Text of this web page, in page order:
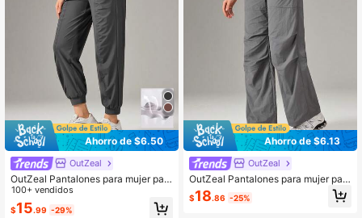
Ahorro de $6.50
OutZeal
OutZeal Pantalones para mujer par
a exteriores de unicolor, para sende
rismo y camping, de secado rápido
y cintura elástica
100+ vendidos
$15.99 -29%
Ahorro de $6.13
OutZeal
OutZeal Pantalones para mujer par
a actividades al aire libre, senderis
mo, camping, resistentes al agua, c
$18.86 -25%